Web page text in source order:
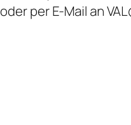
per E-Mail an